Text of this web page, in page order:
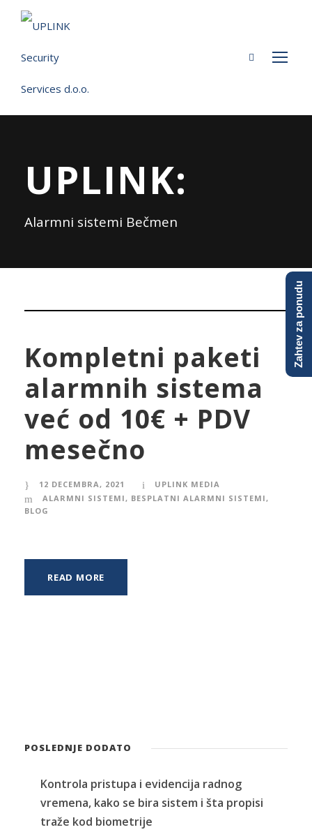
UPLINK:
Alarmni sistemi Bečmen
Kompletni paketi
alarmnih sistema
već od 10€ + PDV
mesečno
12 DECEMBRA, 2021
UPLINK MEDIA
ALARMNI SISTEMI , BESPLATNI ALARMNI SISTEMI ,
BLOG
READ MORE
POSLEDNJE DODATO
Kontrola pristupa i evidencija radnog
vremena, kako se bira sistem i šta propisi
traže kod biometrije
Zahtev za ponudu